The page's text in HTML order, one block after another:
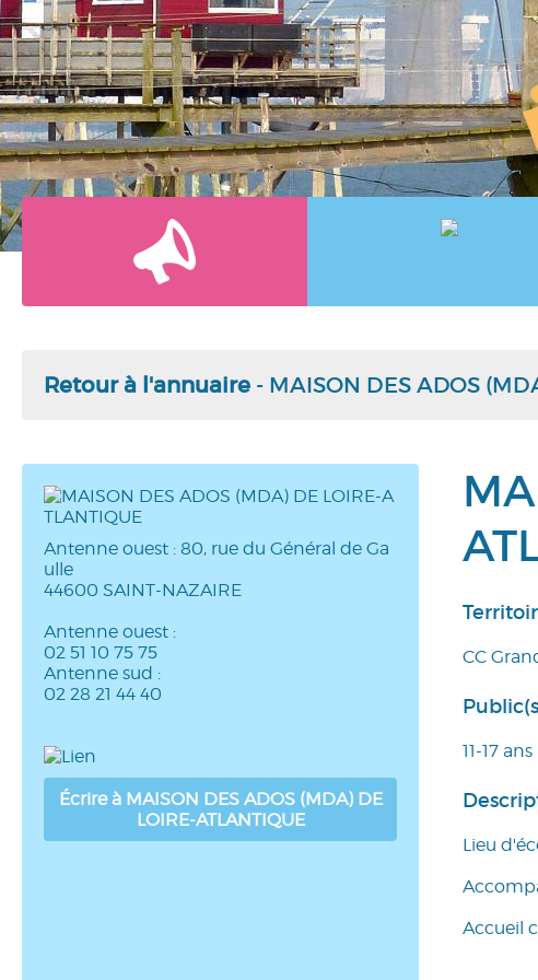
Retour à l'annuaire - MAISON DES ADOS
Antenne ouest : 80, rue du Général de Ga
ulle
44600 SAINT-NAZAIRE
Antenne ouest :
02 51 10 75 75
Antenne sud :
02 28 21 44 40
Écrire à MAISON DES ADOS (MDA) DE
LOIRE-ATLANTIQUE
CC
11-17 ans
Lieu
Accueil